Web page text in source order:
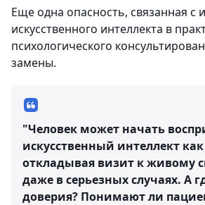
Еще одна опасность, связанная с
искусственного интеллекта в
психологического
замены.
"Человек может начать
искусственный интеллект
откладывая визит к живому
даже в серьезных случаях. А
доверия? Понимают ли